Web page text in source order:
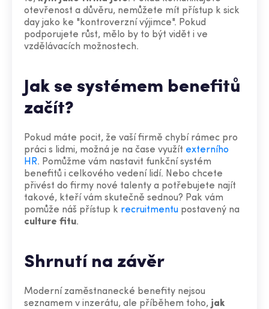
otevřenost a důvěru, nemůžete mít přístup k sick
day jako ke "kontroverzní výjimce". Pokud
podporujete růst, mělo by to být vidět i ve
vzdělávacích možnostech.
Jak se systémem benefitů
začít?
Pokud máte pocit, že vaší firmě chybí rámec pro
práci s lidmi, možná je na čase využít externího
HR. Pomůžme vám nastavit funkční systém
benefitů i celkového vedení lidí. Nebo chcete
přivést do firmy nové talenty a potřebujete najít
takové, kteří vám skutečně sednou? Pak vám
pomůže náš přístup k recruitmentu postavený na
culture fitu.
Shrnutí na závěr
Moderní zaměstnanecké benefity nejsou
seznamem v inzerátu, ale příběhem toho, jak